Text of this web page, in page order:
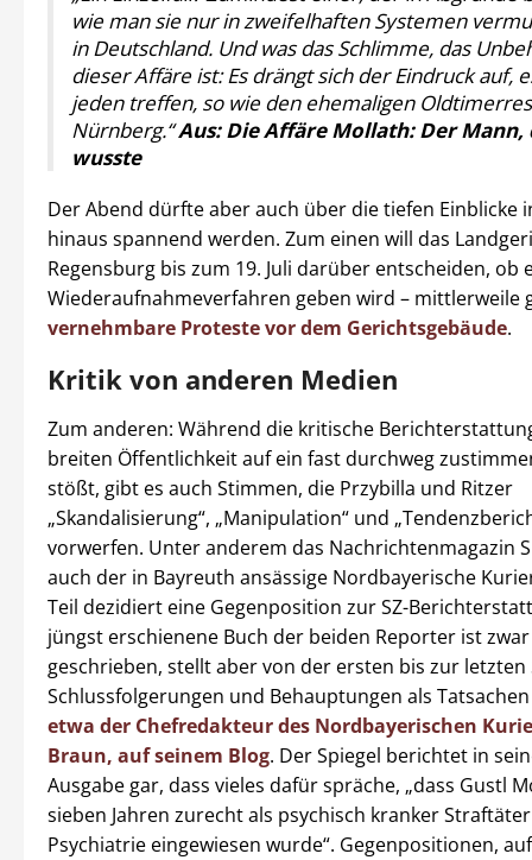
wie man sie nur in zweifelhaften Systemen
in Deutschland. Und was das Schlimme, das
dieser Affäre ist: Es drängt sich der Eindruck auf,
jeden treffen, so wie den ehemaligen
Nürnberg.“Aus: Die Affäre Mollath: Der Mann,
wusste
Der Abend dürfte aber auch über die tiefen Einblicke
hinaus spannend werden. Zum einen will das
Regensburg bis zum 19. Juli darüber entscheiden, ob
Wiederaufnahmeverfahren geben wird – mittlerweile
vernehmbare Proteste vor dem Gerichtsgebäude.
Kritik von anderen Medien
Zum anderen: Während die kritische
breiten Öffentlichkeit auf ein fast durchweg
stößt, gibt es auch Stimmen, die Przybilla und Ritzer
„Skandalisierung“, „Manipulation“ und
vorwerfen. Unter anderem das Nachrichtenmagazin
auch der in Bayreuth ansässige Nordbayerische
Teil dezidiert eine Gegenposition zur SZ-
jüngst erschienene Buch der beiden Reporter ist
geschrieben, stellt aber von der ersten bis zur letzten
Schlussfolgerungen und Behauptungen als
etwa der Chefredakteur des Nordbayerischen
Braun, auf seinem Blog. Der Spiegel berichtet in
Ausgabe gar, dass vieles dafür spräche, „dass Gustl
sieben Jahren zurecht als psychisch kranker
Psychiatrie eingewiesen wurde“. Gegenpositionen,